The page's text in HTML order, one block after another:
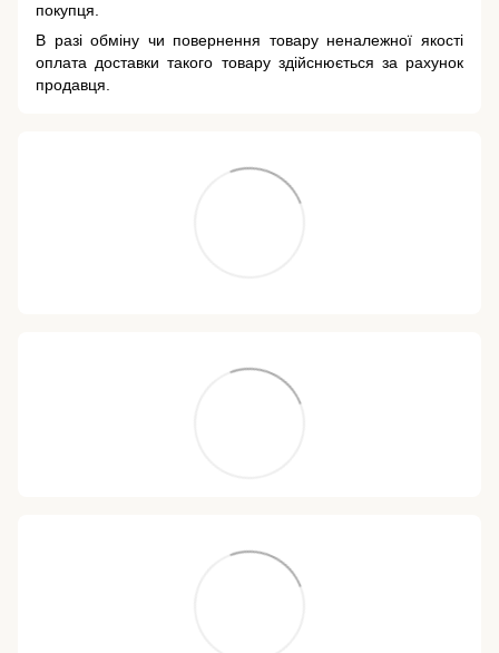
покупця.
В разі обміну чи повернення товару неналежної якості
оплата доставки такого товару здійснюється за рахунок
продавця.